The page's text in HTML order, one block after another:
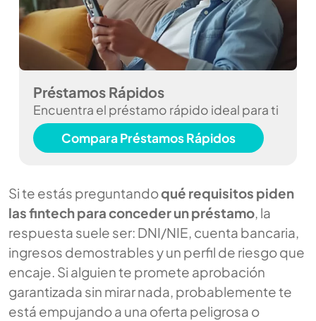
Préstamos Rápidos
Encuentra el préstamo rápido ideal para ti
Compara Préstamos Rápidos
Si te estás preguntandoqué requisitos piden
las fintech para conceder un préstamo, la
respuesta suele ser: DNI/NIE, cuenta bancaria,
ingresos demostrables y un perfil de riesgo que
encaje. Si alguien te promete aprobación
garantizada sin mirar nada, probablemente te
está empujando a una oferta peligrosa o